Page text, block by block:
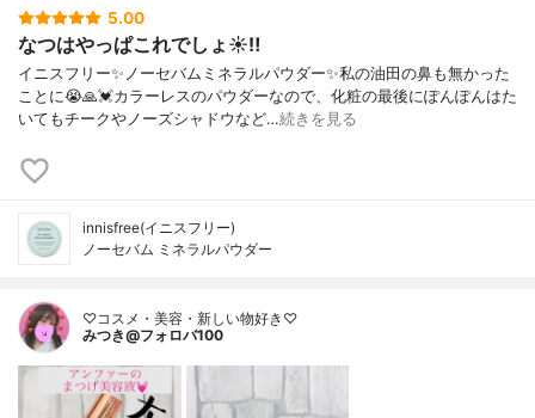
5.00
なつはやっぱこれでしょ☀️‼️
イニスフリー✨ノーセバムミネラルパウダー✨私の油田の鼻も無かった
ことに😭🙏💓カラーレスのパウダーなので、化粧の最後にぽんぽんはた
いてもチークやノーズシャドウなど…続きを見る
innisfree(イニスフリー)
ノーセバム ミネラルパウダー
♡コスメ・美容・新しい物好き♡
みつき@フォロバ100